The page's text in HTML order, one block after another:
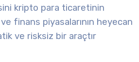
kripto para ticaretinin
finans piyasalarının heyecan
ve risksiz bir araçtır